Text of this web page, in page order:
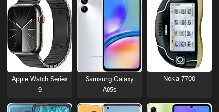
Nokia 7700
Samsung Galaxy
A05s
Apple Watch Series
9